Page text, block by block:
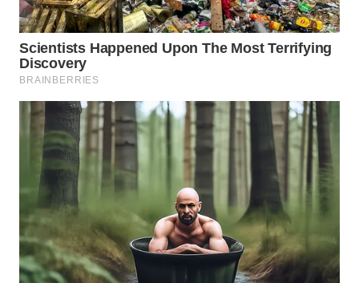
WN
TAPANULI
SELATAN
TANJUNG
LESUNG
WN
KARO
WN
SIMALUNGUN